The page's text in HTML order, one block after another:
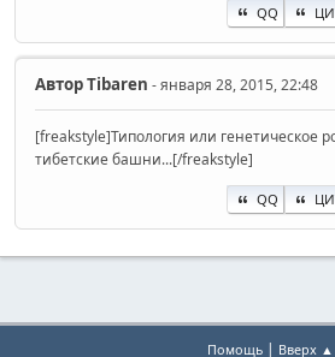
QQ
АвторTibaren - января 28, 2015, 22:48
[freakstyle]Типология или генетическое
тибетские башни...[/freakstyle]
QQ
Помощь| Вверх ▲